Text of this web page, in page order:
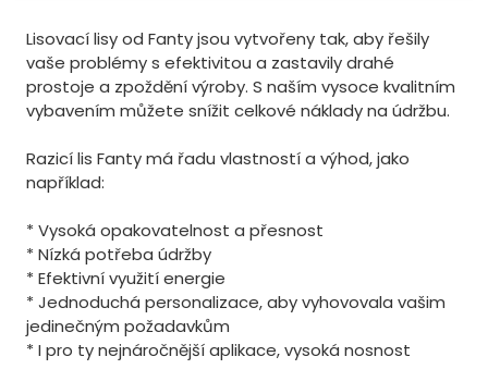
Lisovací lisy od Fanty jsou vytvořeny tak, aby řešily
vaše problémy s efektivitou a zastavily drahé
prostoje a zpoždění výroby. S naším vysoce kvalitním
vybavením můžete snížit celkové náklady na údržbu.
Razicí lis Fanty má řadu vlastností a výhod, jako
například:
* Vysoká opakovatelnost a přesnost
* Nízká potřeba údržby
* Efektivní využití energie
* Jednoduchá personalizace, aby vyhovovala vašim
jedinečným požadavkům
* I pro ty nejnáročnější aplikace, vysoká nosnost